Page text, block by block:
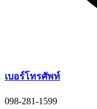
เบอร์โทรศัพท์
098-281-1599